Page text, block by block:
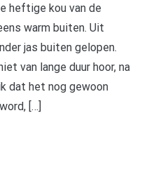
heftige kou van de
warm buiten. Uit
jas buiten gelopen.
van lange duur hoor, na
dat het nog gewoon
[…]